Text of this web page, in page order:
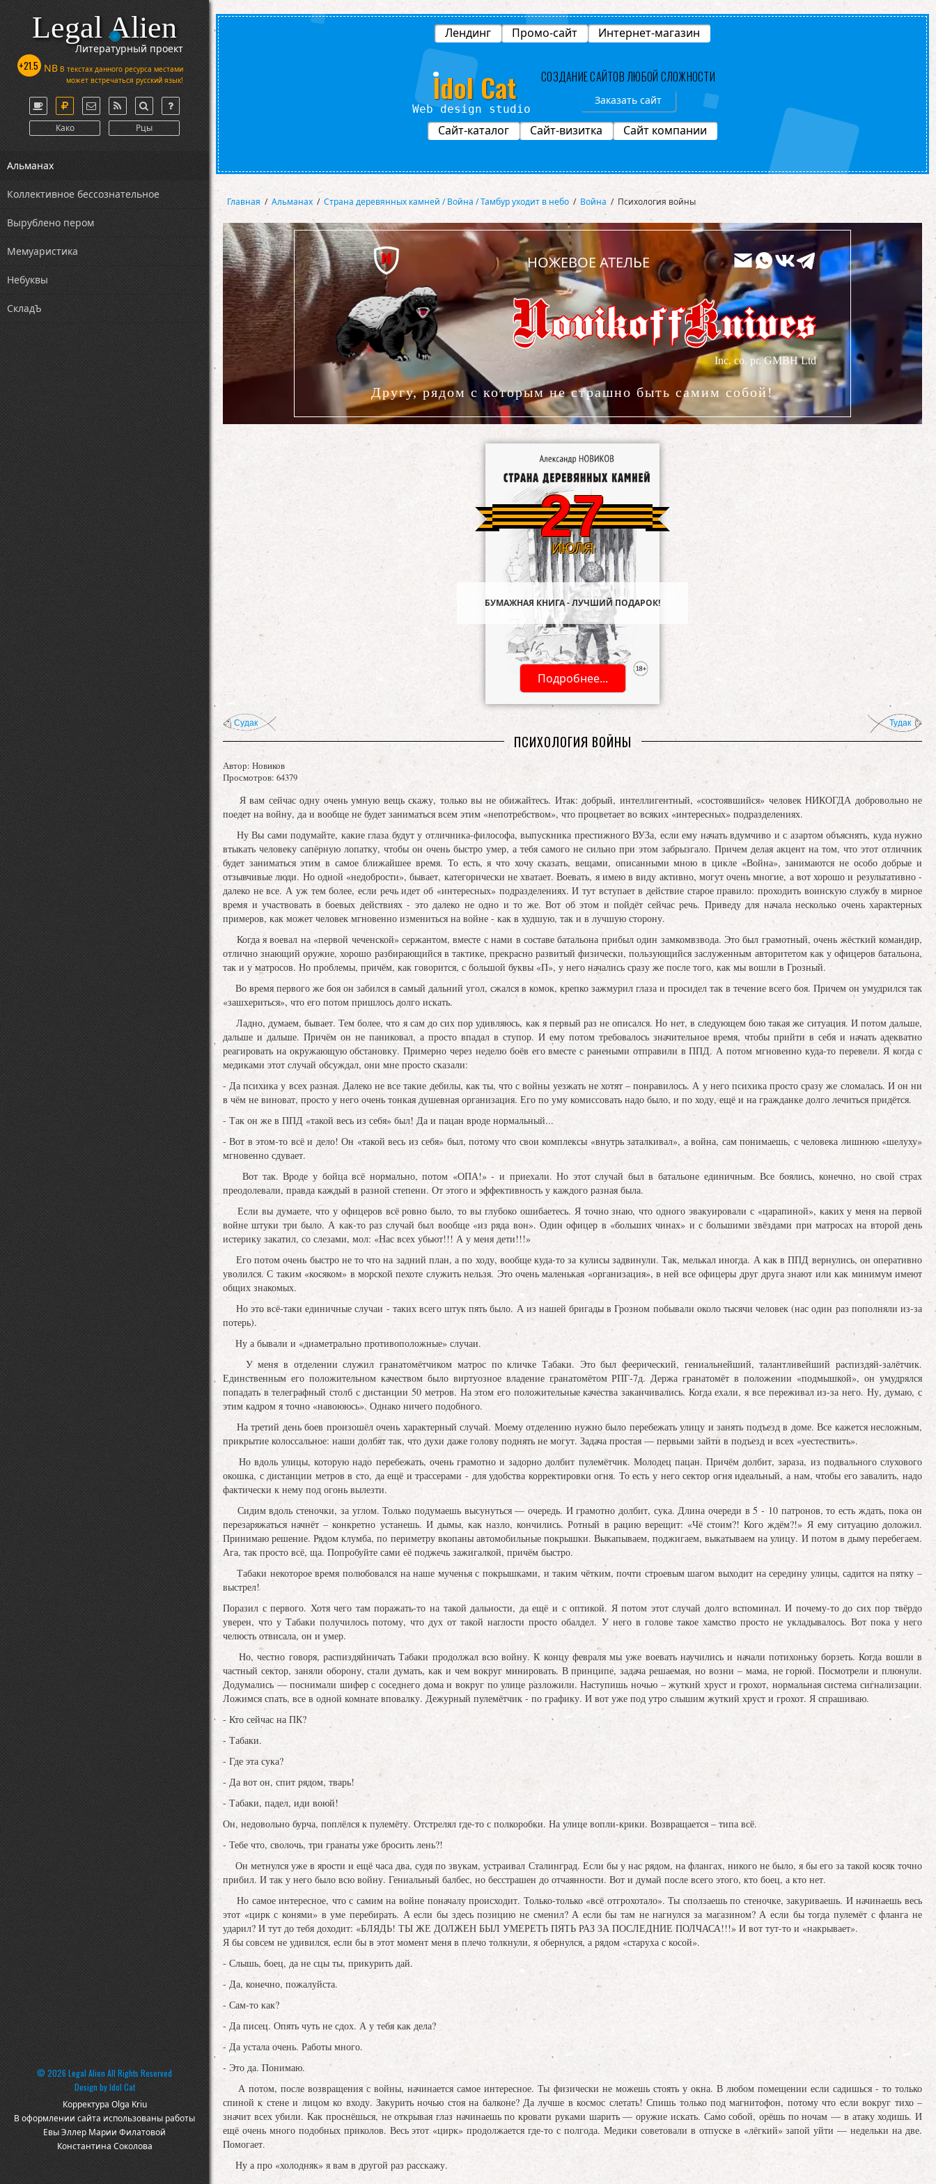
Legal Alien
Литературный проект
+21.5 NB В текстах данного ресурса местами
может встречаться русский язык!
Како Рцы
Альманах
Коллективное бессознательное
Вырублено пером
Мемуаристика
Небуквы
СкладЪ
Лендинг Промо-сайт Интернет-магазин
Idol Cat
esign studio
СОЗДАНИЕ САЙТОВ ЛЮБОЙ СЛОЖНОСТИ
Заказать сайт
Сайт-каталог Сайт-визитка Сайт компании
Главная / Альманах / Страна деревянных камней / Война / Тамбур уходит в небо / Война / Психология войны
НОЖЕВОЕ АТЕЛЬЕ
NovikoffKnives
Другу, рядом с которым не страшно быть самим собой!
27
БУМАЖНАЯ КНИГА - ЛУЧШИЙ ПОДАРОК!
Подробнее...
Судак Тудак
ПСИХОЛОГИЯ ВОЙНЫ
Автор: Новиков
Просмотров: 64379
Я вам сейчас одну очень умную вещь скажу, только вы не обижайтесь. Итак: добрый, интеллигентный, «состоявшийся» человек НИКОГДА добровольно не
поедет на войну, да и вообще не будет заниматься всем этим «непотребством», что процветает во всяких «интересных» подразделениях.
Ну Вы сами подумайте, какие глаза будут у отличника-философа, выпускника престижного ВУЗа, если ему начать вдумчиво и с азартом объяснять, куда нужно
втыкать человеку сапёрную лопатку, чтобы он очень быстро умер, а тебя самого не сильно при этом забрызгало. Причем делая акцент на том, что этот отличник
будет заниматься этим в самое ближайшее время. То есть, я что хочу сказать, вещами, описанными мною в цикле «Война», занимаются не особо добрые и
отзывчивые люди. Но одной «недобрости», бывает, категорически не хватает. Воевать, я имею в виду активно, могут очень многие, а вот хорошо и результативно -
далеко не все. А уж тем более, если речь идет об «интересных» подразделениях. И тут вступает в действие старое правило: проходить воинскую службу в мирное
время и участвовать в боевых действиях - это далеко не одно и то же. Вот об этом и пойдёт сейчас речь. Приведу для начала несколько очень характерных
примеров, как может человек мгновенно измениться на войне - как в худшую, так и в лучшую сторону.
Когда я воевал на «первой чеченской» сержантом, вместе с нами в составе батальона прибыл один замкомвзвода. Это был грамотный, очень жёсткий командир,
отлично знающий оружие, хорошо разбирающийся в тактике, прекрасно развитый физически, пользующийся заслуженным авторитетом как у офицеров батальона,
так и у матросов. Но проблемы, причём, как говорится, с большой буквы «П», у него начались сразу же после того, как мы вошли в Грозный.
Во время первого же боя он забился в самый дальний угол, сжался в комок, крепко зажмурил глаза и просидел так в течение всего боя. Причем он умудрился так
«зашхериться», что его потом пришлось долго искать.
Ладно, думаем, бывает. Тем более, что я сам до сих пор удивляюсь, как я первый раз не описался. Но нет, в следующем бою такая же ситуация. И потом дальше,
дальше и дальше. Причём он не паниковал, а просто впадал в ступор. И ему потом требовалось значительное время, чтобы прийти в себя и начать адекватно
реагировать на окружающую обстановку. Примерно через неделю боёв его вместе с ранеными отправили в ППД. А потом мгновенно куда-то перевели. Я когда с
медиками этот случай обсуждал, они мне просто сказали:
- Да психика у всех разная. Далеко не все такие дебилы, как ты, что с войны уезжать не хотят – понравилось. А у него психика просто сразу же сломалась. И он ни
в чём не виноват, просто у него очень тонкая душевная организация. Его по уму комиссовать надо было, и по ходу, ещё и на гражданке долго лечиться придётся.
- Так он же в ППД «такой весь из себя» был! Да и пацан вроде нормальный...
- Вот в этом-то всё и дело! Он «такой весь из себя» был, потому что свои комплексы «внутрь заталкивал», а война, сам понимаешь, с человека лишнюю «шелуху»
мгновенно сдувает.
Вот так. Вроде у бойца всё нормально, потом «ОПА!» - и приехали. Но этот случай был в батальоне единичным. Все боялись, конечно, но свой страх
преодолевали, правда каждый в разной степени. От этого и эффективность у каждого разная была.
Если вы думаете, что у офицеров всё ровно было, то вы глубоко ошибаетесь. Я точно знаю, что одного эвакуировали с «царапиной», каких у меня на первой
войне штуки три было. А как-то раз случай был вообще «из ряда вон». Один офицер в «больших чинах» и с большими звёздами при матросах на второй день
истерику закатил, со слезами, мол: «Нас всех убьют!!! А у меня дети!!!»
Его потом очень быстро не то что на задний план, а по ходу, вообще куда-то за кулисы задвинули. Так, мелькал иногда. А как в ППД вернулись, он оперативно
уволился. С таким «косяком» в морской пехоте служить нельзя. Это очень маленькая «организация», в ней все офицеры друг друга знают или как минимум имеют
общих знакомых.
Но это всё-таки единичные случаи - таких всего штук пять было. А из нашей бригады в Грозном побывали около тысячи человек (нас один раз пополняли из-за
потерь).
Ну а бывали и «диаметрально противоположные» случаи.
У меня в отделении служил гранатомётчиком матрос по кличке Табаки. Это был феерический, гениальнейший, талантливейший распиздяй-залётчик.
Единственным его положительном качеством было виртуозное владение гранатомётом РПГ-7д. Держа гранатомёт в положении «подмышкой», он умудрялся
попадать в телеграфный столб с дистанции 50 метров. На этом его положительные качества заканчивались. Когда ехали, я все переживал из-за него. Ну, думаю, с
этим кадром я точно «навоююсь». Однако ничего подобного.
На третий день боев произошёл очень характерный случай. Моему отделению нужно было перебежать улицу и занять подъезд в доме. Все кажется несложным,
прикрытие колоссальное: наши долбят так, что духи даже голову поднять не могут. Задача простая — первыми зайти в подъезд и всех «уестествить».
Но вдоль улицы, которую надо перебежать, очень грамотно и задорно долбит пулемётчик. Молодец пацан. Причём долбит, зараза, из подвального слухового
окошка, с дистанции метров в сто, да ещё и трассерами - для удобства корректировки огня. То есть у него сектор огня идеальный, а нам, чтобы его завалить, надо
фактически к нему под огонь вылезти.
Сидим вдоль стеночки, за углом. Только подумаешь высунуться — очередь. И грамотно долбит, сука. Длина очереди в 5 - 10 патронов, то есть ждать, пока он
перезаряжаться начнёт – конкретно устанешь. И дымы, как назло, кончились. Ротный в рацию верещит: «Чё стоим?! Кого ждём?!» Я ему ситуацию доложил.
Принимаю решение. Рядом клумба, по периметру вкопаны автомобильные покрышки. Выкапываем, поджигаем, выкатываем на улицу. И потом в дыму перебегаем.
Ага, так просто всё, ща. Попробуйте сами её поджечь зажигалкой, причём быстро.
Табаки некоторое время полюбовался на наше мученья с покрышками, и таким чётким, почти строевым шагом выходит на середину улицы, садится на пятку –
выстрел!
Поразил с первого. Хотя чего там поражать-то на такой дальности, да ещё и с оптикой. Я потом этот случай долго вспоминал. И почему-то до сих пор твёрдо
уверен, что у Табаки получилось потому, что дух от такой наглости просто обалдел. У него в голове такое хамство просто не укладывалось. Вот пока у него
челюсть отвисала, он и умер.
Но, честно говоря, распиздяйничать Табаки продолжал всю войну. К концу февраля мы уже воевать научились и начали потихоньку борзеть. Когда вошли в
частный сектор, заняли оборону, стали думать, как и чем вокруг минировать. В принципе, задача решаемая, но возни – мама, не горюй. Посмотрели и плюнули.
Додумались — поснимали шифер с соседнего дома и вокруг по улице разложили. Наступишь ночью – жуткий хруст и грохот, нормальная система сигнализации.
Ложимся спать, все в одной комнате вповалку. Дежурный пулемётчик - по графику. И вот уже под утро слышим жуткий хруст и грохот. Я спрашиваю.
- Кто сейчас на ПК?
- Табаки.
- Где эта сука?
- Да вот он, спит рядом, тварь!
- Табаки, падел, иди воюй!
Он, недовольно бурча, поплёлся к пулемёту. Отстрелял где-то с полкоробки. На улице вопли-крики. Возвращается – типа всё.
- Тебе что, сволочь, три гранаты уже бросить лень?!
Он метнулся уже в ярости и ещё часа два, судя по звукам, устраивал Сталинград. Если бы у нас рядом, на флангах, никого не было, я бы его за такой косяк точно
прибил. И так у него было всю войну. Гениальный балбес, но бесстрашен до отчаянности. Вот и думай после всего этого, кто боец, а кто нет.
Но самое интересное, что с самим на войне поначалу происходит. Только-только «всё отгрохотало». Ты сползаешь по стеночке, закуриваешь. И начинаешь весь
этот «цирк с конями» в уме перебирать. А если бы здесь позицию не сменил? А если бы там не нагнулся за магазином? А если бы тогда пулемёт с фланга не
ударил? И тут до тебя доходит: «БЛЯДЬ! ТЫ ЖЕ ДОЛЖЕН БЫЛ УМЕРЕТЬ ПЯТЬ РАЗ ЗА ПОСЛЕДНИЕ ПОЛЧАСА!!!» И вот тут-то и «накрывает».
Я бы совсем не удивился, если бы в этот момент меня в плечо толкнули, я обернулся, а рядом «старуха с косой».
- Слышь, боец, да не сцы ты, прикурить дай.
- Да, конечно, пожалуйста.
- Сам-то как?
- Да писец. Опять чуть не сдох. А у тебя как дела?
- Да устала очень. Работы много.
- Это да. Понимаю.
А потом, после возвращения с войны, начинается самое интересное. Ты физически не можешь стоять у окна. В любом помещении если садишься - то только
спиной к стене и лицом ко входу. Закурить ночью стоя на балконе? Да лучше в космос слетать! Спишь только под магнитофон, потому что если вокруг тихо –
значит всех убили. Как проснёшься, не открывая глаз начинаешь по кровати руками шарить — оружие искать. Само собой, орёшь по ночам — в атаку ходишь. И
ещё очень много подобных приколов. Весь этот «цирк» продолжается где-то с полгода. Медики советовали в отпуске в «лёгкий» запой уйти — недельки на две.
Помогает.
Ну а про «холодняк» я вам в другой раз расскажу.
© 2026 Legal Alien All Rights Reserved
Design byIdol Cat
Корректура Olga Kriu
В оформлении сайта использованы работы
Евы Эллер Марии Филатовой
Константина Соколова